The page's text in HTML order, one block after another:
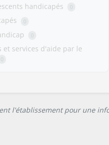
handicapés 0
0
0
et services d'aide par le
0
l'établissement pour une